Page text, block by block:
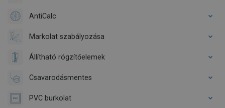
AntiCalc
Markolat szabályozása
Állítható rögzítőelemek
Csavarodásmentes
PVC burkolat